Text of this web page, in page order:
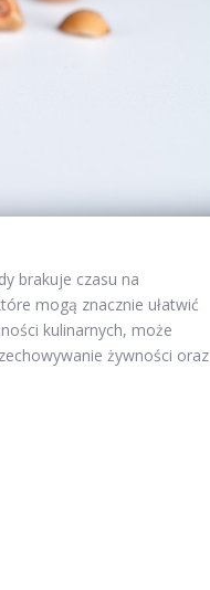
brakuje czasu na
mogą znacznie ułatwić
kulinarnych, może
żywności oraz